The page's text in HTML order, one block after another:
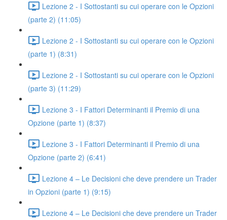
Lezione 2 - I Sottostanti su cui operare con le Opzioni
(parte 2) (11:05)
Lezione 2 - I Sottostanti su cui operare con le Opzioni
(parte 1) (8:31)
Lezione 2 - I Sottostanti su cui operare con le Opzioni
(parte 3) (11:29)
Lezione 3 - I Fattori Determinanti il Premio di una
Opzione (parte 1) (8:37)
Lezione 3 - I Fattori Determinanti il Premio di una
Opzione (parte 2) (6:41)
Lezione 4 – Le Decisioni che deve prendere un Trader
in Opzioni (parte 1) (9:15)
Lezione 4 – Le Decisioni che deve prendere un Trader